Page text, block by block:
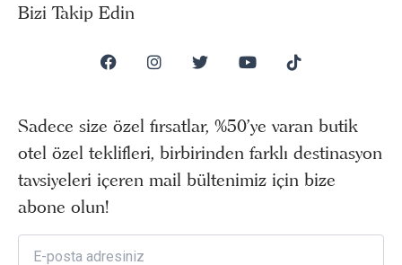
Bizi Takip Edin
Sadece size özel fırsatlar, %50’ye varan butik
otel özel teklifleri, birbirinden farklı destinasyon
tavsiyeleri içeren mail bültenimiz için bize
abone olun!